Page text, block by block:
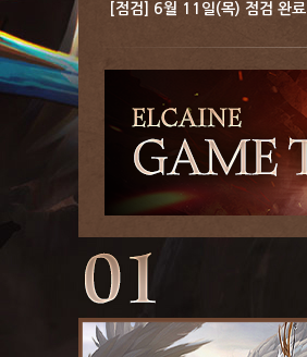
[점검] 6월 11일(목) 점검 완료